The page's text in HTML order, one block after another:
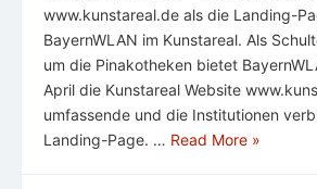
www.kunstareal.de als die Landing-
BayernWLAN im Kunstareal. Als
um die Pinakotheken bietet
April die Kunstareal Website
umfassende und die Institutionen
Landing-Page. … Read More »